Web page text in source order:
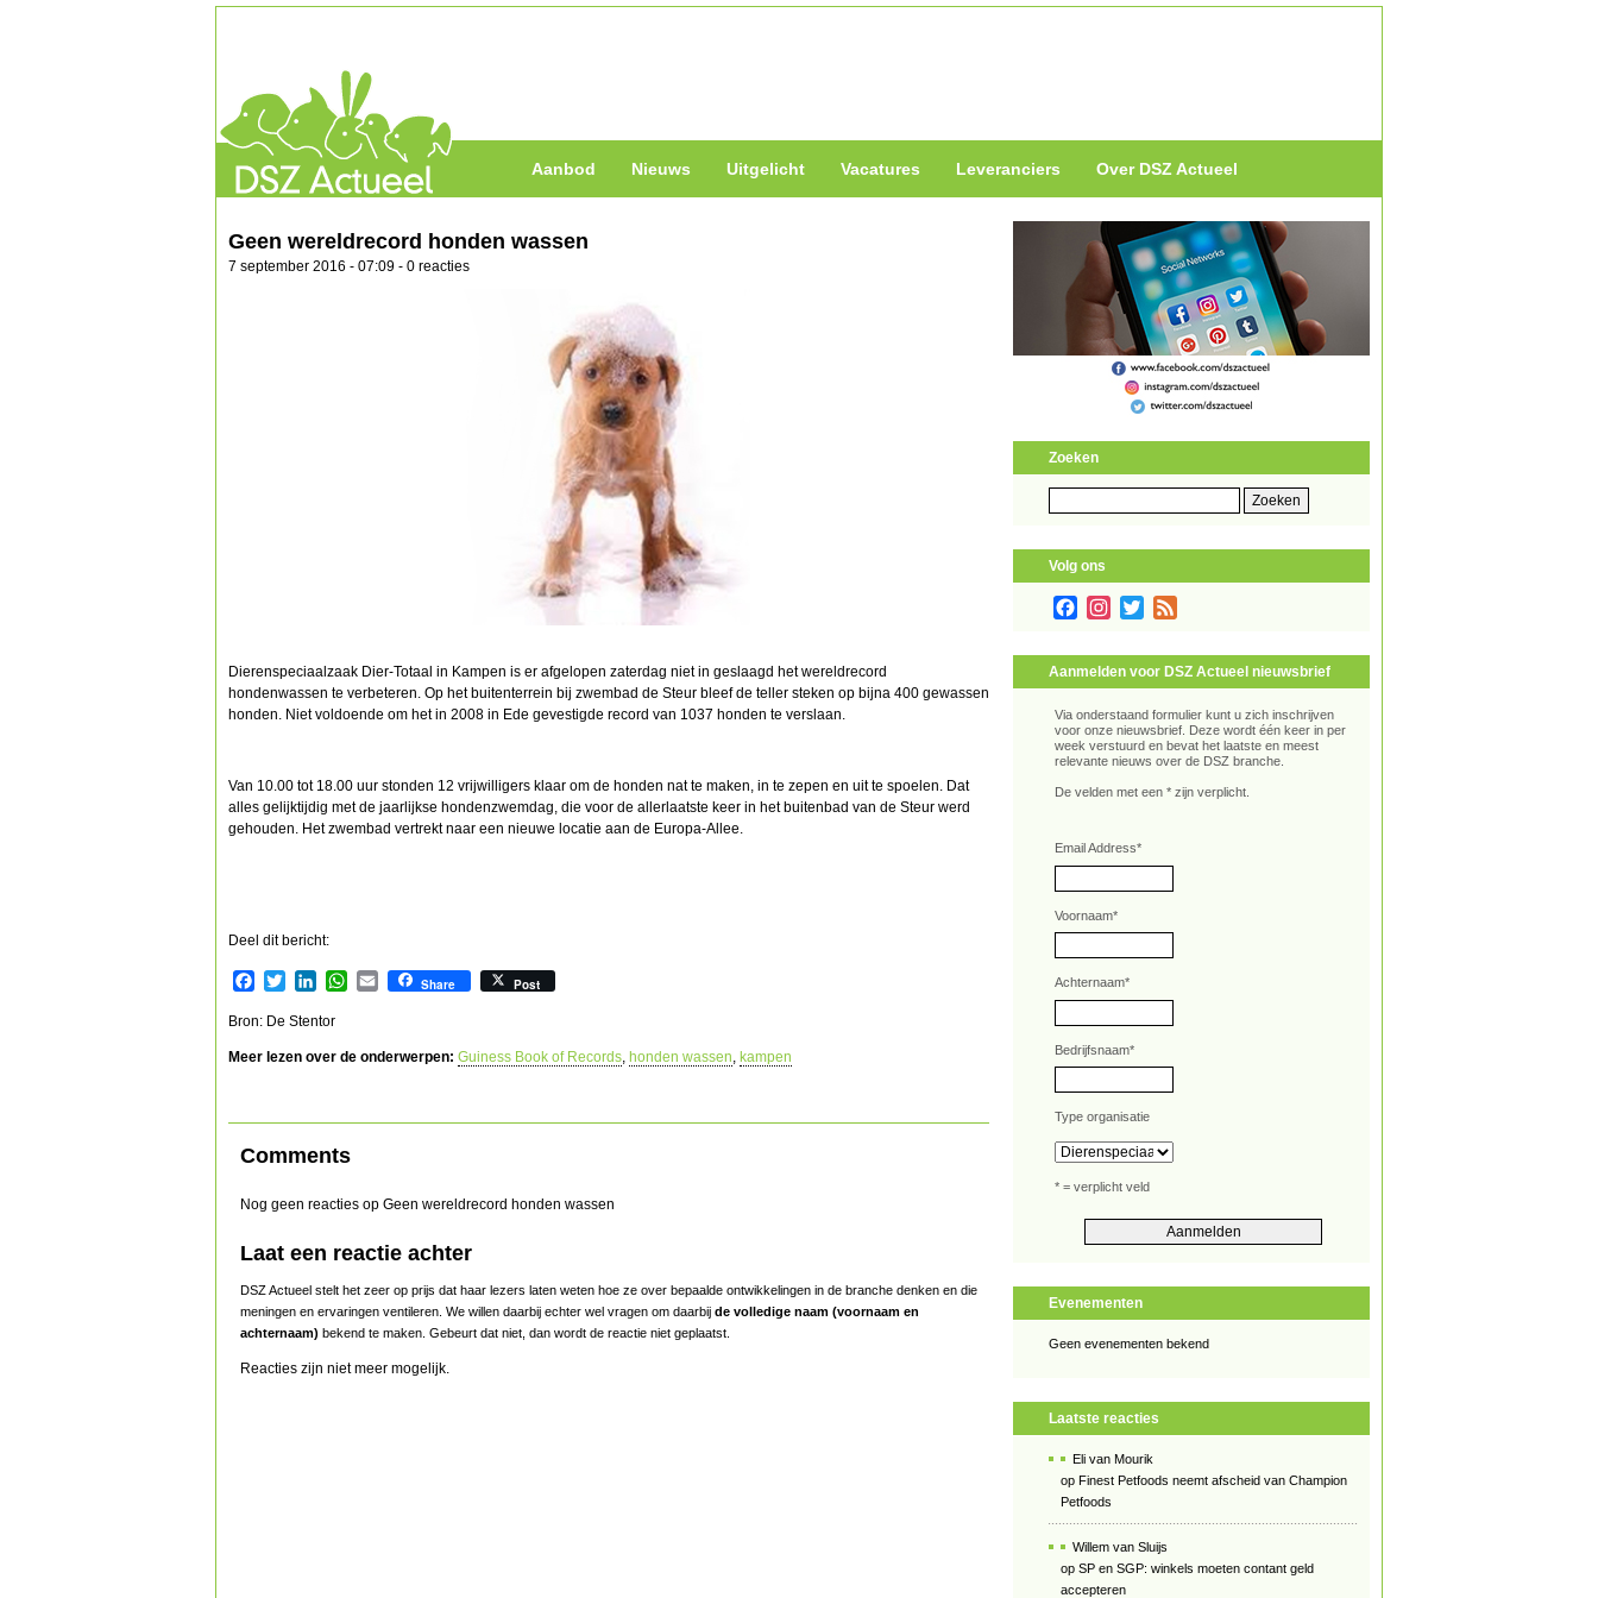
Aanbod Nieuws Uitgelicht Vacatures Leveranciers Over DSZ Actueel
Geen wereldrecord honden wassen
7 september 2016 - 07:09 - 0 reacties
Dierenspeciaalzaak Dier-Totaal in Kampen is er afgelopen zaterdag niet in geslaagd het wereldrecord
hondenwassen te verbeteren. Op het buitenterrein bij zwembad de Steur bleef de teller steken op bijna 400 gewassen
honden. Niet voldoende om het in 2008 in Ede gevestigde record van 1037 honden te verslaan.
Van 10.00 tot 18.00 uur stonden 12 vrijwilligers klaar om de honden nat te maken, in te zepen en uit te spoelen. Dat
alles gelijktijdig met de jaarlijkse hondenzwemdag, die voor de allerlaatste keer in het buitenbad van de Steur werd
gehouden. Het zwembad vertrekt naar een nieuwe locatie aan de Europa-Allee.
Deel dit bericht:
Facebook
TwitterLinkedInWhatsApp
EmailShare Post
Bron: De Stentor
Meer lezen over de onderwerpen: Guiness Book of Records, honden wassen, kampen
Comments
Nog geen reacties op Geen wereldrecord honden wassen
Laat een reactie achter
DSZ Actueel stelt het zeer op prijs dat haar lezers laten weten hoe ze over bepaalde ontwikkelingen in de branche denken en die
meningen en ervaringen ventileren. We willen daarbij echter wel vragen om daarbij de volledige naam (voornaam en
achternaam) bekend te maken. Gebeurt dat niet, dan wordt de reactie niet geplaatst.
Reacties zijn niet meer mogelijk.
Zoeken
naar:
Volg ons
FacebookInstagram
Twitter
Aanmelden voor DSZ Actueel nieuwsbrief
Via onderstaand formulier kunt u zich inschrijven
voor onze nieuwsbrief. Deze wordt één keer in per
week verstuurd en bevat het laatste en meest
relevante nieuws over de DSZ branche.
De velden met een * zijn verplicht.
Email Address*
Voornaam*
Achternaam*
Bedrijfsnaam*
Type organisatie
* = verplicht veld
Evenementen
Geen evenementen bekend
Laatste reacties
Eli van Mourik
op Finest Petfoods neemt afscheid van Champion
Petfoods
Willem van Sluijs
op SP en SGP: winkels moeten contant geld
accepteren